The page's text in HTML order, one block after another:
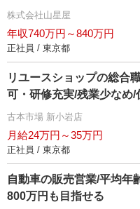
株式会社山星屋
年収740万円～840万円
正社員 / 東京都
リユースショップの総合
可・研修充実/残業少なめ
古本市場 新小岩店
月給24万円～35万円
正社員 / 東京都
自動車の販売営業/平均年
800万円も目指せる